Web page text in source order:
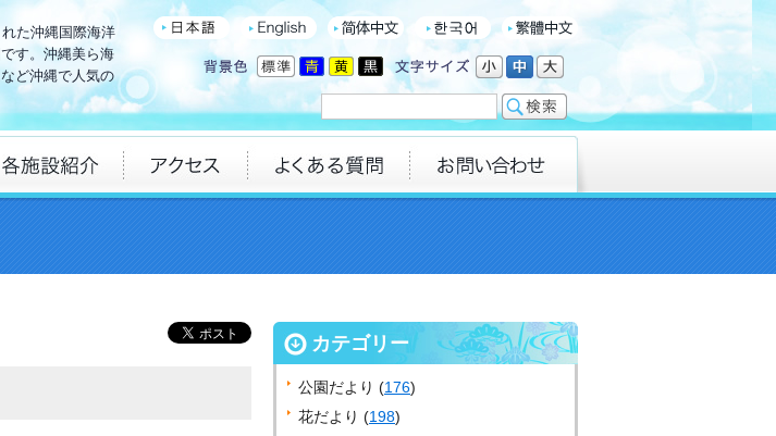
た沖縄国際海洋
す。沖縄美ら海
ど沖縄で人気の
カテゴリー
公園だより (176)
花だより (198)